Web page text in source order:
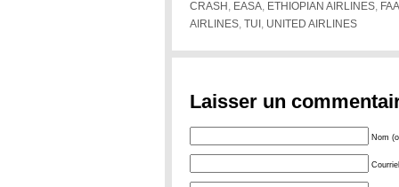
CRASH
EASA ETHIOPIAN AIRLINES
FAA
AIRLINES TUI UNITED AIRLINES
Laisser un
Nom